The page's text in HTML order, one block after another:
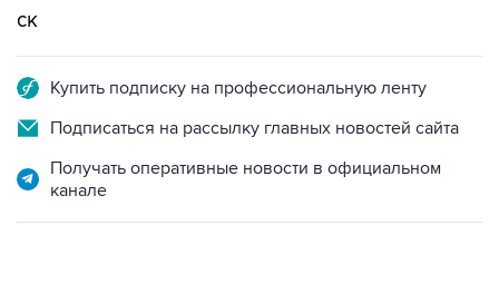
ск
Купить подписку на профессиональную ленту
Подписаться на рассылку главных новостей сайта
Получать оперативные новости в официальном
канале